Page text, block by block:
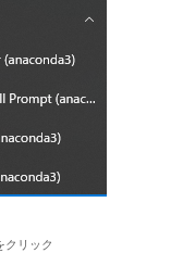
クリック